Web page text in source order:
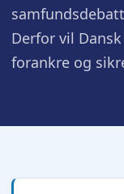
Derfor vil
forankre og